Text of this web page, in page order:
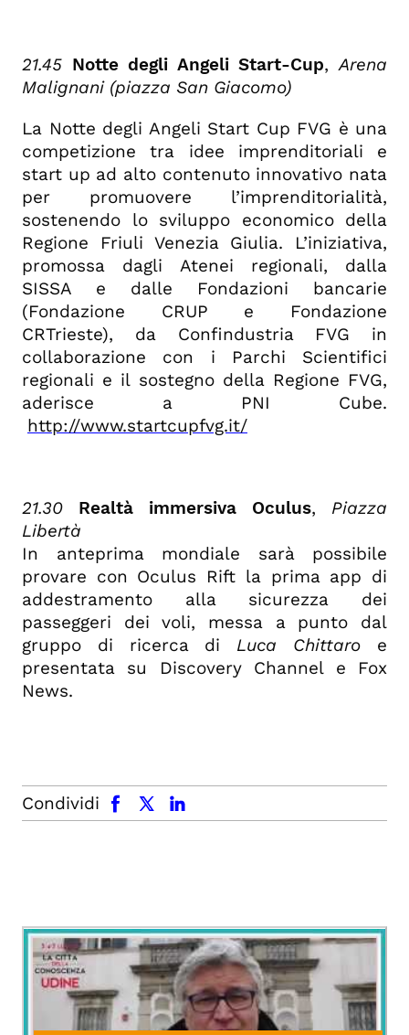
21.45 Notte degli Angeli Start-Cup,Arena
Malignani (piazza San Giacomo)
La Notte degli Angeli Start Cup FVG è una
competizione tra idee imprenditoriali e
start up ad alto contenuto innovativo nata
per promuovere l’imprenditorialità,
sostenendo lo sviluppo economico della
Regione Friuli Venezia Giulia. L’iniziativa,
promossa dagli Atenei regionali, dalla
SISSA e dalle Fondazioni bancarie
(Fondazione CRUP e Fondazione
CRTrieste), da Confindustria FVG in
collaborazione con i Parchi Scientifici
regionali e il sostegno della Regione FVG,
aderisce a PNI Cube.
http://www.startcupfvg.it/
21.30 Realtà immersiva Oculus, Piazza
Libertà
In anteprima mondiale sarà possibile
provare con Oculus Rift la prima app di
addestramento alla sicurezza dei
passeggeri dei voli, messa a punto dal
gruppo di ricerca di Luca Chittaro e
presentata su Discovery Channel e Fox
News.
Condividi
facebook x.com linkedin